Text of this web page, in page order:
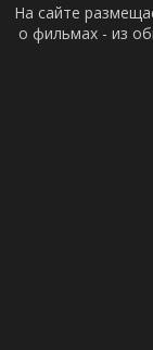
На сайте
о фильмах - из